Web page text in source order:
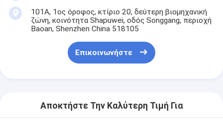
101Α, 1ος όροφος, κτίριο 20, δεύτερη βιομηχανική
ζώνη, κοινότητα Shapuwei, οδός Songgang, περιοχή
Baoan, Shenzhen China 518105
Επικοινωνήστε
Αποκτήστε Την Καλύτερη Τιμή Για